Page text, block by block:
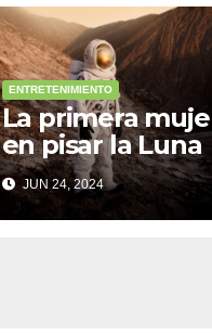
ENTRETENIMIENTO
La primera
en pisar la Luna
JUN 24, 2024